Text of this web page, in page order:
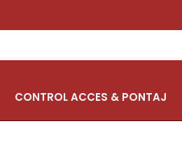
CONTROL ACCES & PONTAJ